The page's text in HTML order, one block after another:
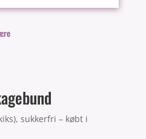
sukkerfri – købt i